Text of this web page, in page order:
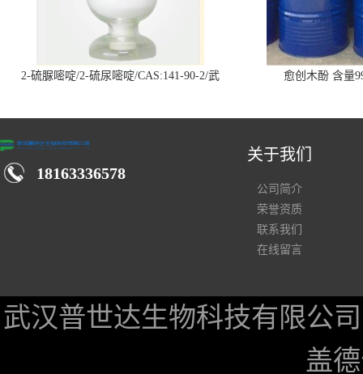
2-硫脲嘧啶/2-硫尿嘧啶/CAS:141-90-2/武
愈创木酚 含量
18163336578
关于我们
公司简介
荣誉资质
联系我们
在线留言
武汉普世达生物科技有限公司
盖